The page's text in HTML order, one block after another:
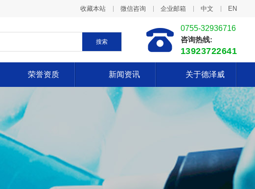
收藏本站 微信咨询 企业邮箱 中文 EN
0755-32936716
咨询热线:
13923722641
搜索
荣誉资质 新闻资讯 关于德泽威